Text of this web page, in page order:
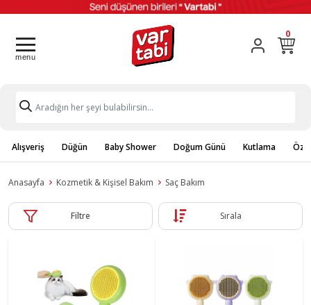
0
Alışveriş Düğün Baby Shower Doğum Günü Kutlama
Anasayfa Kozmetik & Kişisel Bakım Saç Bakım
Filtre Sırala